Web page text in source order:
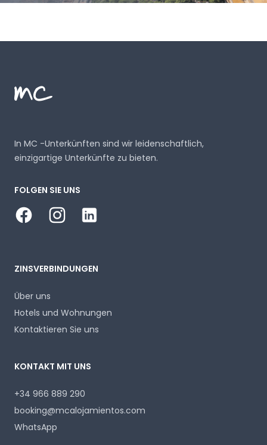
In MC -Unterkünften sind wir leidenschaftlich,
einzigartige Unterkünfte zu bieten.
FOLGEN SIE UNS
FacebookInstagram
LinkedIn
ZINSVERBINDUNGEN
Über uns
Hotels und Wohnungen
Kontaktieren Sie uns
KONTAKT MIT UNS
+34 966 889 290
booking@mcalojamientos.com
WhatsApp